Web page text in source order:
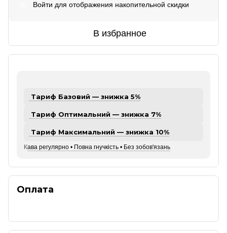
Войти для отображения накопительной скидки
В избранное
Тариф Базовий — знижка 5%
Тариф Оптимальний — знижка 7%
Тариф Максимальний — знижка 10%
Кава регулярно • Повна гнучкість • Без зобов'язань
Оплата